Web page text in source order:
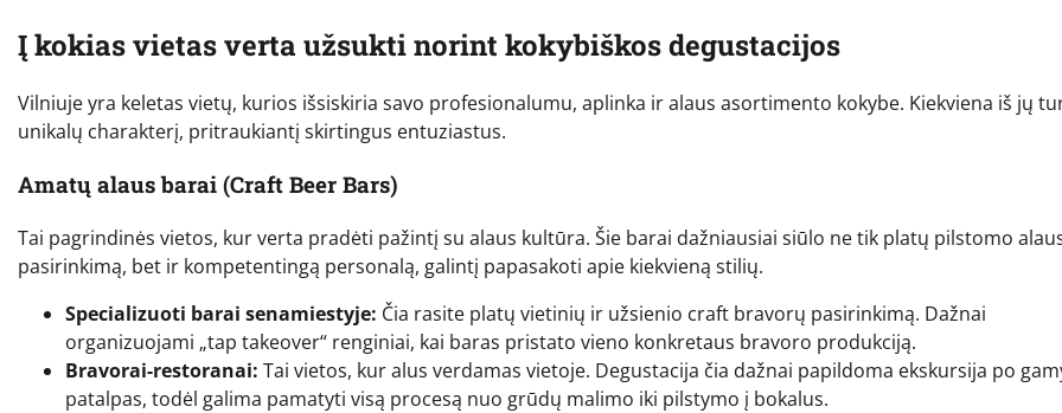
Į kokias vietas verta užsukti norint kokybiškos degustacijos
Vilniuje yra keletas vietų, kurios išsiskiria savo profesionalumu, aplinka ir alaus asortimento kokybe. Kiekviena iš jų
unikalų charakterį, pritraukiantį skirtingus entuziastus.
Amatų alaus barai (Craft Beer Bars)
Tai pagrindinės vietos, kur verta pradėti pažintį su alaus kultūra. Šie barai dažniausiai siūlo ne tik platų pilstomo
pasirinkimą, bet ir kompetentingą personalą, galintį papasakoti apie kiekvieną stilių.
Specializuoti barai senamiestyje: Čia rasite platų vietinių ir užsienio craft bravorų pasirinkimą. Dažnai
organizuojami „tap takeover“ renginiai, kai baras pristato vieno konkretaus bravoro produkciją.
Bravorai-restoranai: Tai vietos, kur alus verdamas vietoje. Degustacija čia dažnai papildoma ekskursija po
patalpas, todėl galima pamatyti visą procesą nuo grūdų malimo iki pilstymo į bokalus.